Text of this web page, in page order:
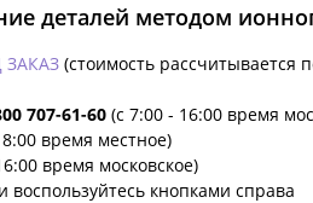
деталей методом
(стоимость рассчитывается
707-61-60 (с 7:00 - 16:00 время
время местное)
время московское)
воспользуйтесь кнопками справа